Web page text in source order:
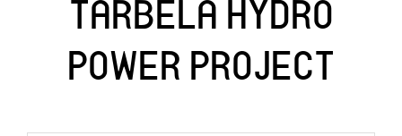
TARBELA HYDRO
POWER PROJECT